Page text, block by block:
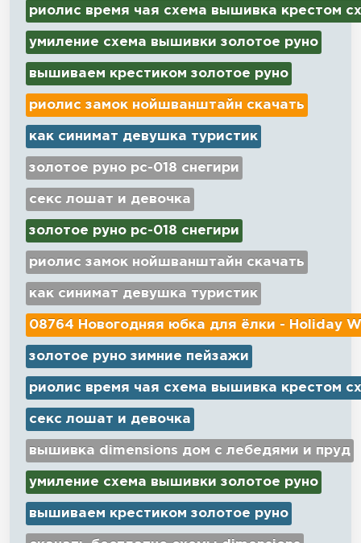
риолис время чая схема вышивка крестом
умиление схема вышивки золотое руно
вышиваем крестиком золотое руно
риолис замок нойшванштайн скачать
как синимат девушка туристик
золотое руно рс-018 снегири
секс лошат и девочка
золотое руно рс-018 снегири
риолис замок нойшванштайн скачать
как синимат девушка туристик
08764 Новогодняя юбка для ёлки - Holiday
золотое руно зимние пейзажи
риолис время чая схема вышивка крестом
секс лошат и девочка
вышивка dimensions дом с лебедями и пруд
умиление схема вышивки золотое руно
вышиваем крестиком золотое руно